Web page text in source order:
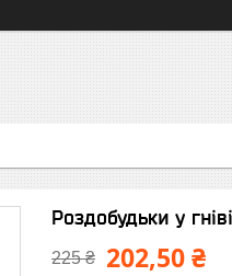
Роздобудьки у
225 ₴ 202,50 ₴